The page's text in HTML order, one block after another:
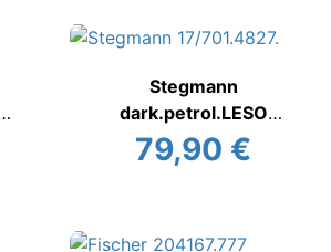
Stegmann
dark.petrol.LESO
Filzhausschuh
79,90 €